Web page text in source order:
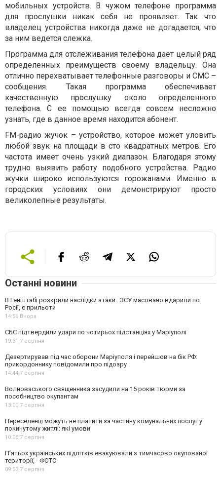
мобильных устройств. В чужом телефоне программа
для прослушки никак себя не проявляет. Так что
владелец устройства никогда даже не догадается, что
за ним ведется слежка.
Программа для отслеживания телефона дает целый ряд
определенных преимуществ своему владельцу. Она
отлично перехватывает телефонные разговоры и СМС –
сообщения. Такая программа обеспечивает
качественную прослушку около определенного
телефона. С ее помощью всегда совсем несложно
узнать, где в данное время находится абонент.
FM-радио жучок – устройство, которое может уловить
любой звук на площади в сто квадратных метров. Его
частота имеет очень узкий диапазон. Благодаря этому
трудно выявить работу подобного устройства. Радио
жучки широко используются горожанами. Именно в
городских условиях они демонстрируют просто
великолепные результаты.
Останні новини
В Генштабі розкрили наслідки атаки . ЗСУ масовано вдарили по
Росії, є прильоти
14:56,Вчора
СБС підтвердили удари по чотирьох підстанціях у Маріуполі
19:31,7 серпня
Дезертирував під час оборони Маріуполя і перейшов на бік РФ:
прикордоннику повідомили про підозру
14:44,7 серпня
Волноваського священника засудили на 15 років тюрми за
пособництво окупантам
13:00,7 серпня
Переселенці можуть не платити за частину комунальних послуг у
покинутому житлі: які умови
10:06,7 серпня
П’ятьох українських підлітків евакуювали з тимчасово окупованої
території, - ФОТО
09:53,7 серпня